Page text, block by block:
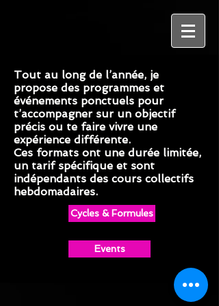
Tout au long de l’année, je
propose des programmes et
événements ponctuels pour
t’accompagner sur un objectif
précis ou te faire vivre une
expérience différente.
Ces formats ont une durée limitée,
un tarif spécifique et sont
indépendants des cours collectifs
hebdomadaires.
Cycles & Formules
Events